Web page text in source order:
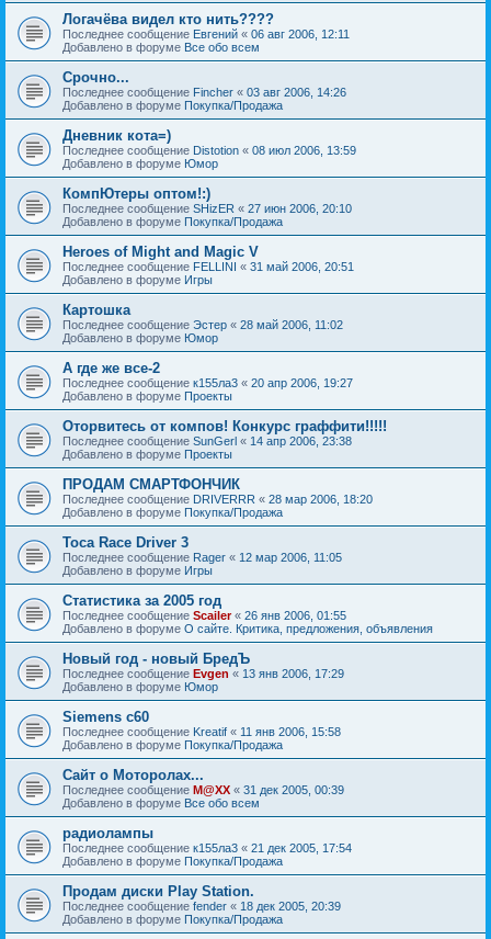
Логачёва видел кто нить????
Последнее сообщение Евгений « 06 авг 2006, 12:11
Добавлено в форуме Все обо всем
Срочно...
Последнее сообщение Fincher « 03 авг 2006, 14:26
Добавлено в форуме Покупка/Продажа
Дневник кота=)
Последнее сообщение Distotion « 08 июл 2006, 13:59
Добавлено в форуме Юмор
КомпЮтеры оптом!:)
Последнее сообщение SHizER « 27 июн 2006, 20:10
Добавлено в форуме Покупка/Продажа
Heroes of Might and Magic V
Последнее сообщение FELLINI « 31 май 2006, 20:51
Добавлено в форуме Игры
Картошка
Последнее сообщение Эстер « 28 май 2006, 11:02
Добавлено в форуме Юмор
А где же все-2
Последнее сообщение к155ла3 « 20 апр 2006, 19:27
Добавлено в форуме Проекты
Оторвитесь от компов! Конкурс граффити!!!!!
Последнее сообщение SunGerl « 14 апр 2006, 23:38
Добавлено в форуме Проекты
ПРОДАМ СМАРТФОНЧИК
Последнее сообщение DRIVERRR « 28 мар 2006, 18:20
Добавлено в форуме Покупка/Продажа
Toca Race Driver 3
Последнее сообщение Rager « 12 мар 2006, 11:05
Добавлено в форуме Игры
Статистика за 2005 год
Последнее сообщение Scailer« 26 янв 2006, 01:55
Добавлено в форуме О сайте. Критика, предложения, объявления
Новый год - новый БредЪ
Последнее сообщение Evgen « 13 янв 2006, 17:29
Добавлено в форуме Юмор
Siemens c60
Последнее сообщение Kreatif « 11 янв 2006, 15:58
Добавлено в форуме Покупка/Продажа
Сайт о Моторолах...
Последнее сообщение M@XX « 31 дек 2005, 00:39
Добавлено в форуме Все обо всем
радиолампы
Последнее сообщение к155ла3 « 21 дек 2005, 17:54
Добавлено в форуме Покупка/Продажа
Продам диски Play Station.
Последнее сообщение fender « 18 дек 2005, 20:39
Добавлено в форуме Покупка/Продажа